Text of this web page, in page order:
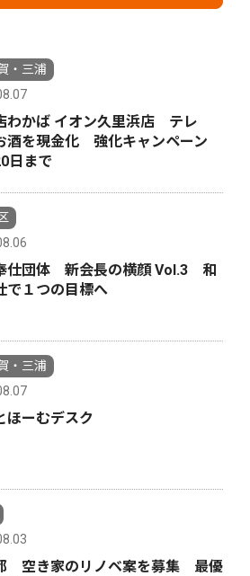
・三浦
わかば イオン久里浜店 テレ
酒を現金化 強化キャンペーン
日まで
仕団体 新会長の横顔 Vol.3 和
で１つの目標へ
・三浦
ほーむデスク
空き家のリノベ案を募集 最優